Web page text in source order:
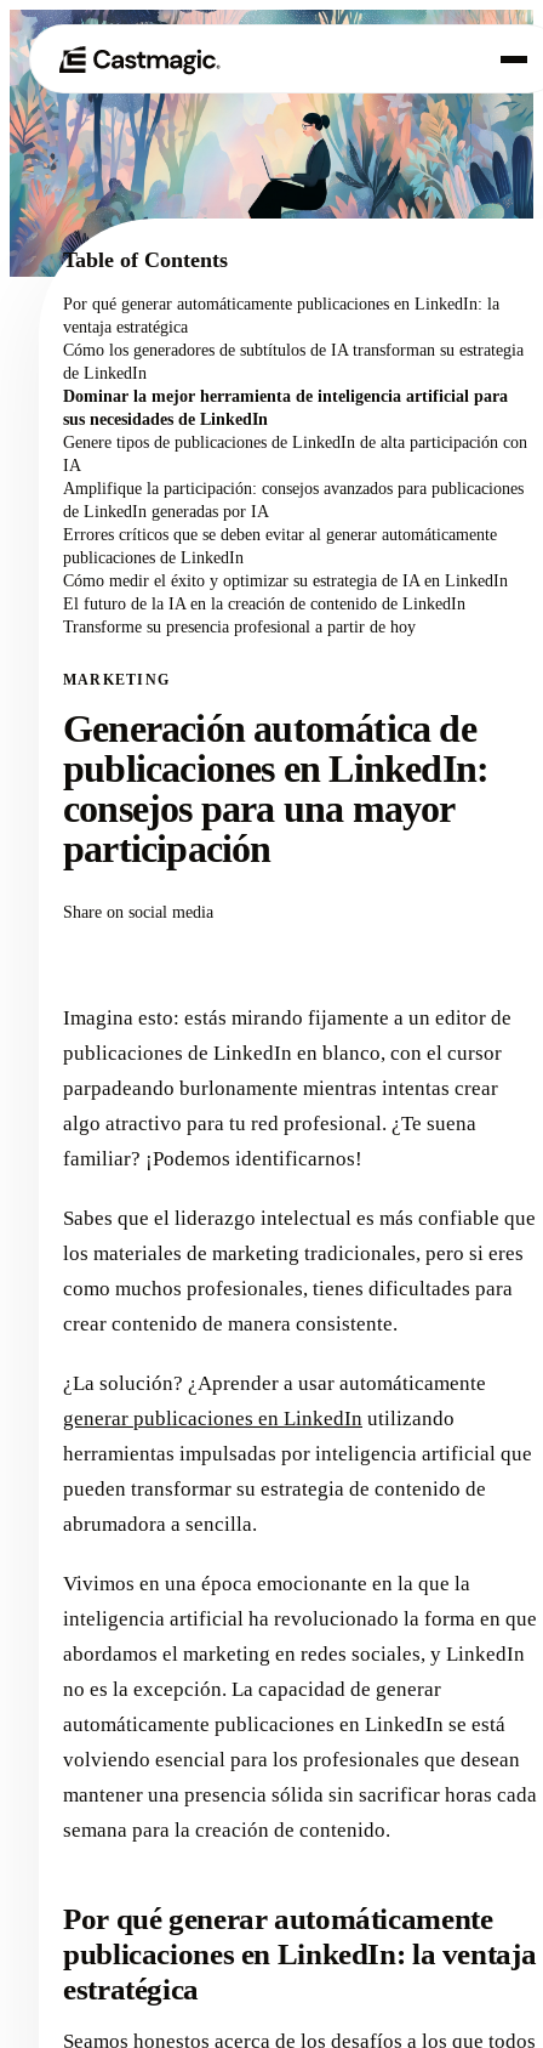
01 Producto
02 Casos de uso
Precios
Acerca de nosotros
Table of Contents
Por qué generar automáticamente publicaciones en LinkedIn: la
ventaja estratégica
Cómo los generadores de subtítulos de IA transforman su estrategia
de LinkedIn
Dominar la mejor herramienta de inteligencia artificial para
sus necesidades de LinkedIn
Genere tipos de publicaciones de LinkedIn de alta participación con
IA
Amplifique la participación: consejos avanzados para publicaciones
de LinkedIn generadas por IA
Errores críticos que se deben evitar al generar automáticamente
publicaciones de LinkedIn
Cómo medir el éxito y optimizar su estrategia de IA en LinkedIn
El futuro de la IA en la creación de contenido de LinkedIn
Transforme su presencia profesional a partir de hoy
MARKETING
Generación automática de
publicaciones en LinkedIn:
consejos para una mayor
participación
Share on social media
Imagina esto: estás mirando fijamente a un editor de
publicaciones de LinkedIn en blanco, con el cursor
parpadeando burlonamente mientras intentas crear
algo atractivo para tu red profesional. ¿Te suena
familiar? ¡Podemos identificarnos!
Sabes que el liderazgo intelectual es más confiable que
los materiales de marketing tradicionales, pero si eres
como muchos profesionales, tienes dificultades para
crear contenido de manera consistente.
¿La solución? ¿Aprender a usar automáticamente
generar publicaciones en LinkedIn utilizando
herramientas impulsadas por inteligencia artificial que
pueden transformar su estrategia de contenido de
abrumadora a sencilla.
Vivimos en una época emocionante en la que la
inteligencia artificial ha revolucionado la forma en que
abordamos el marketing en redes sociales, y LinkedIn
no es la excepción. La capacidad de generar
automáticamente publicaciones en LinkedIn se está
volviendo esencial para los profesionales que desean
mantener una presencia sólida sin sacrificar horas cada
semana para la creación de contenido.
Por qué generar automáticamente
publicaciones en LinkedIn: la ventaja
estratégica
Seamos honestos acerca de los desafíos a los que todos